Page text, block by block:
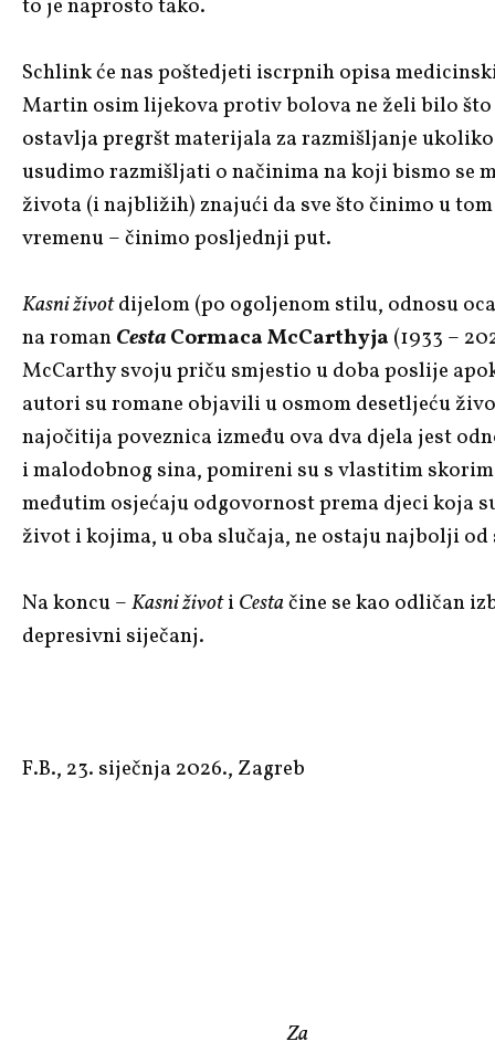
to je naprosto tako.
Schlink će nas poštedjeti iscrpnih opisa
Martin osim lijekova protiv bolova ne želi bilo
ostavlja pregršt materijala za razmišljanje
usudimo razmišljati o načinima na koji bismo se
života (i najbližih) znajući da sve što činimo u
vremenu – činimo posljednji put.
Kasni životdijelom (po ogoljenom stilu, odnosu
na romanCestaCormaca McCarthyja(1933 –
McCarthy svoju priču smjestio u doba poslije
autori su romane objavili u osmom desetljeću
najočitija poveznica između ova dva djela jest
i malodobnog sina, pomireni su s vlastitim
međutim osjećaju odgovornost prema djeci koja
život i kojima, u oba slučaja, ne ostaju najbolji
Na koncu –Kasni životiCestačine se kao odličan
depresivni siječanj.
F.B., 23. siječnja 2026., Zagreb
Za